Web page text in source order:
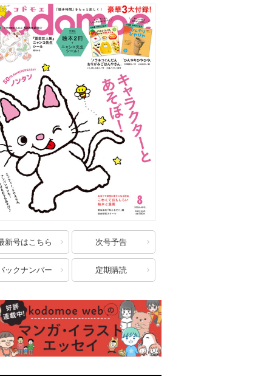
新号はこちら 次号予告
ックナンバー 定期購読